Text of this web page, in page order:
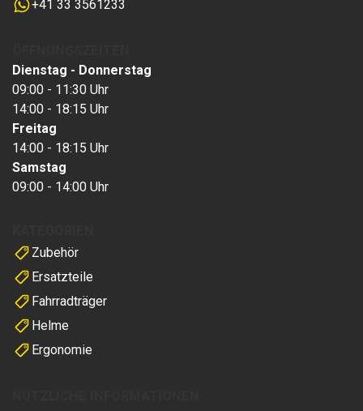
+41 33 3561233
Zubehör
Ersatzteile
Fahrradträger
Helme
Ergonomie
Dienstag - Donnerstag
09:00 - 11:30 Uhr
14:00 - 18:15 Uhr
Freitag
14:00 - 18:15 Uhr
Samstag
09:00 - 14:00 Uhr